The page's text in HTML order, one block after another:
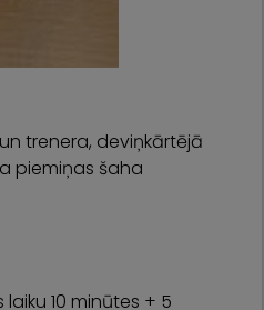
trenera, deviņkārtējā
piemiņas šaha
10 minūtes + 5